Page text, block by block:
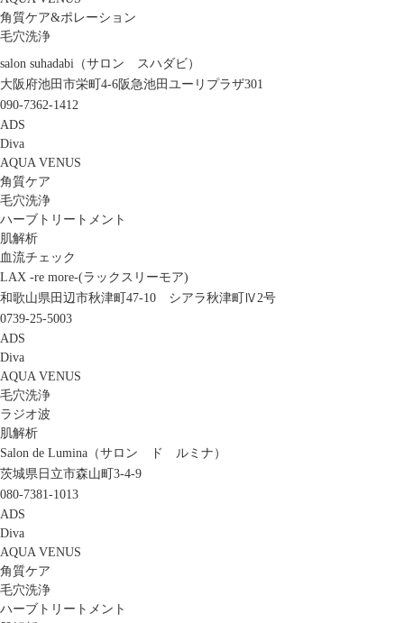
角質ケア&ポレーション
毛穴洗浄
salon suhadabi（サロン スハダビ）
大阪府池田市栄町4-6阪急池田ユーリプラザ301
090-7362-1412
ADS
Diva
AQUA VENUS
角質ケア
毛穴洗浄
ハーブトリートメント
肌解析
血流チェック
LAX -re more-(ラックスリーモア)
和歌山県田辺市秋津町47-10 シアラ秋津町Ⅳ2号
0739-25-5003
ADS
Diva
AQUA VENUS
毛穴洗浄
ラジオ波
肌解析
Salon de Lumina（サロン ド ルミナ）
茨城県日立市森山町3-4-9
080-7381-1013
ADS
Diva
AQUA VENUS
角質ケア
毛穴洗浄
ハーブトリートメント